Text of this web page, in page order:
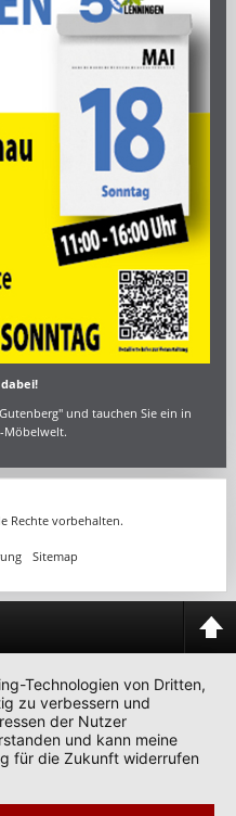
und tauchen Sie ein in
Möbelwelt.
Rechte vorbehalten.
Sitemap
Technologien von Dritten,
zu verbessern und
der Nutzer
und kann meine
für die Zukunft widerrufen